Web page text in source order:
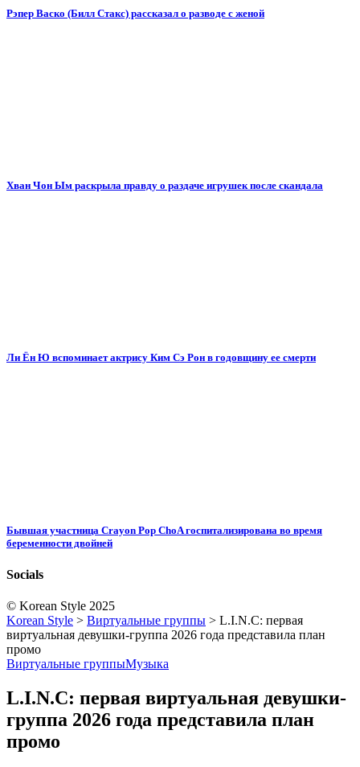
Рэпер Васко (Билл Стакс) рассказал о разводе с женой
Хван Чон Ым раскрыла правду о раздаче игрушек после скандала
Ли Ён Ю вспоминает актрису Ким Сэ Рон в годовщину ее смерти
Бывшая участница Crayon Pop ChoA госпитализирована во время
беременности двойней
Socials
© Korean Style 2025
Korean Style > Виртуальные группы > L.I.N.C: первая
виртуальная девушки-группа 2026 года представила план
промо
Виртуальные группыМузыка
L.I.N.C: первая виртуальная девушки-
группа 2026 года представила план
промо